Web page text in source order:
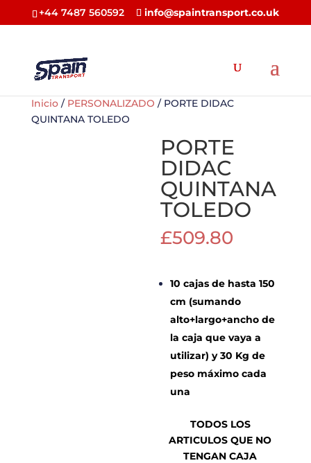
+44 7487 560592 info@spaintransport.co.uk
Inicio/ PERSONALIZADO / PORTE DIDAC
QUINTANA TOLEDO
PORTE
DIDAC
QUINTANA
TOLEDO
£509.80
10 cajas de hasta 150
cm (sumando
alto+largo+ancho de
la caja que vaya a
utilizar) y 30 Kg de
peso máximo cada
una
TODOS LOS
ARTICULOS QUE NO
TENGAN CAJA